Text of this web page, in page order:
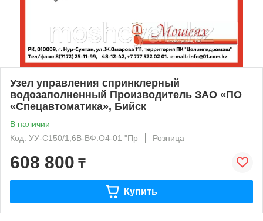
Узел управления спринклерный
водозаполненный Производитель ЗАО «ПО
«Спецавтоматика», Бийск
В наличии
Код: УУ-С150/1,6В-ВФ.О4-01 "Пр
Розница
608 800 ₸
Купить